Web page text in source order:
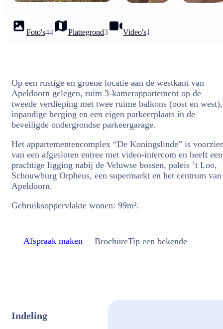
Foto's44 Plattegrond3 Video's1
Op een rustige en groene locatie aan de westkant van
Apeldoorn gelegen, ruim 3-kamerappartement op de
tweede verdieping met twee ruime balkons (oost en west),
inpandige berging en een eigen parkeerplaats in de
beveiligde ondergrondse parkeergarage.
Het appartementencomplex “De Koningslinde” is
van een afgesloten entree met video-intercom en heeft een
prachtige ligging nabij de Veluwse bossen, paleis ’t Loo,
Schouwburg Orpheus, een supermarkt en het centrum van
Apeldoorn.
Gebruiksoppervlakte wonen: 99m².
Afspraak maken BrochureTip een bekende
Indeling